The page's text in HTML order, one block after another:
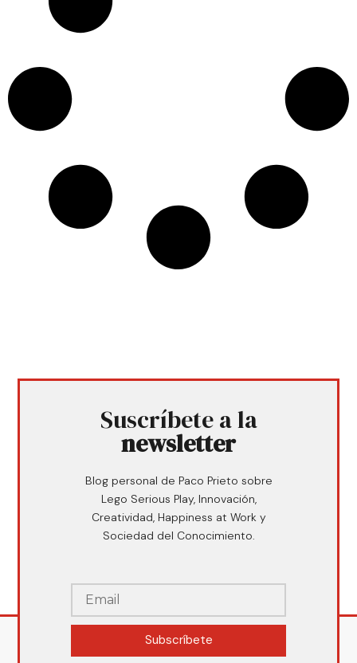
Suscríbete a la
newsletter
Blog personal de Paco Prieto sobre
Lego Serious Play, Innovación,
Creatividad, Happiness at Work y
Sociedad del Conocimiento.
Subscríbete